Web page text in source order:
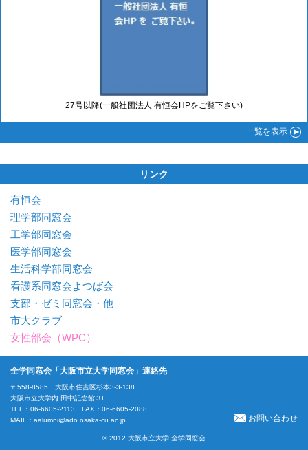
27号以降(一般社団法人 有恒会HPをご覧下さい)
一覧を表示
リンク
有恒会
理学部同窓会
工学部同窓会
医学部同窓会
生活科学部同窓会
看護系同窓会よつば会
支部・ゼミ同窓会・他
市大クラブ
女性部会（WPC）
全学同窓会「大阪市立大学同窓会」連絡先
〒558-8585 大阪市住吉区杉本3-3-138
大阪市立大学内 田中記念館３F
TEL：06-6605-2113 FAX：06-6605-2088
MAIL： aalumni@ado.osaka-cu.ac.jp お問い合わせ
© 2012 大阪市立大学 全学同窓会